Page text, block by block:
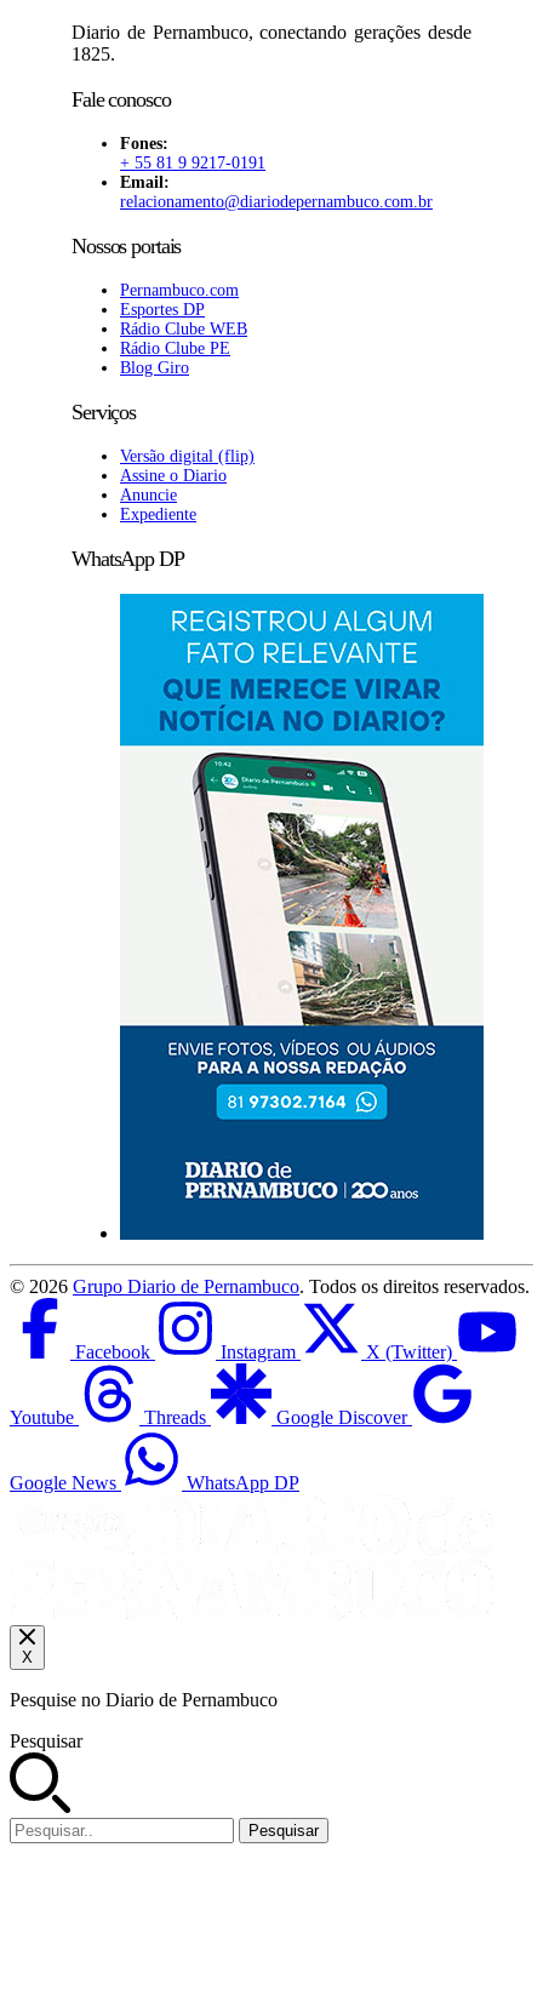
Diario de Pernambuco, conectando gerações desde
1825.
Fale conosco
Fones:
+ 55 81 9 9217-0191
Email:
relacionamento@diariodepernambuco.com.br
Nossos portais
Pernambuco.com
Esportes DP
Rádio Clube WEB
Rádio Clube PE
Blog Giro
Serviços
Versão digital (flip)
Assine o Diario
Anuncie
Expediente
WhatsApp DP
© 2026 Grupo Diario de Pernambuco. Todos os direitos reservados.
Facebook Instagram X (Twitter)
Youtube Threads Google Discover
Google News WhatsApp DP
X
Pesquise no Diario de Pernambuco
Pesquisar
Pesquisar